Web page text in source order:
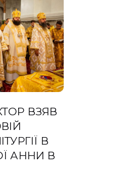
ВЗЯВ
В
АННИ В